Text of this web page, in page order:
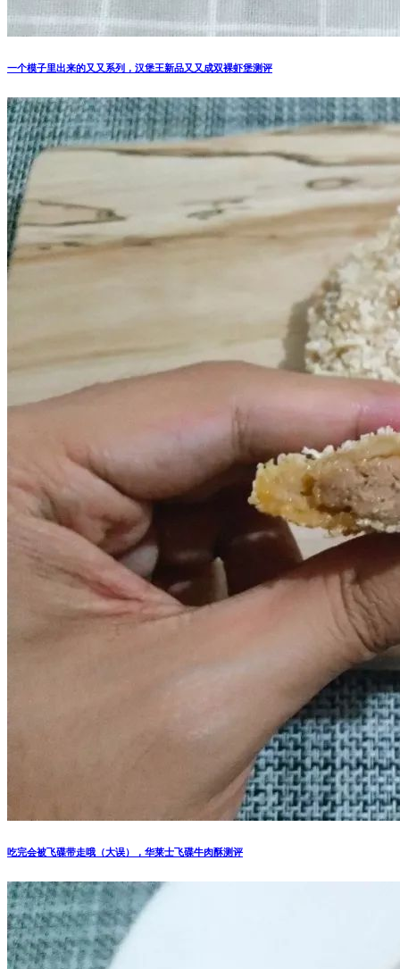
一个模子里出来的又又系列，汉堡王新品又又成双裸虾堡测评
吃完会被飞碟带走哦（大误），华莱士飞碟牛肉酥测评